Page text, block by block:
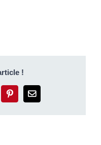
!
PinterestEmail